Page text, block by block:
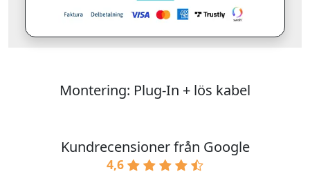
Montering: Plug-In + lös kabel
Kundrecensioner från Google
4,6